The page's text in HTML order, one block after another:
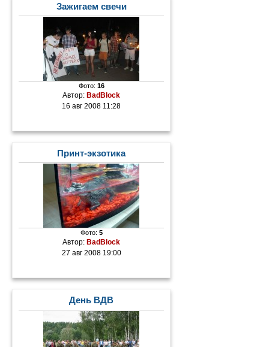
Зажигаем свечи
Фото: 16
Автор: BadBlock
16 авг 2008 11:28
Принт-экзотика
Фото: 5
Автор: BadBlock
27 авг 2008 19:00
День ВДВ